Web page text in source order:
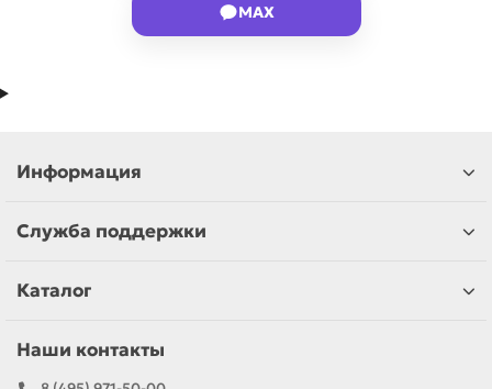
MAX
Информация
Служба поддержки
Каталог
Наши контакты